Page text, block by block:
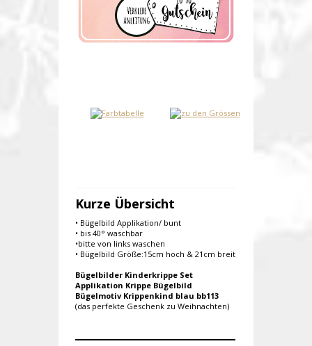
Kurze Übersicht
• Bügelbild Applikation/ bunt
• bis 40° waschbar
•bitte von links waschen
• Bügelbild Größe:15cm hoch & 21cm breit
Bügelbilder Kinderkrippe Set
Applikation Krippe Bügelbild
Bügelmotiv Krippenkind blau bb113
(das perfekte Geschenk zu Weihnachten)